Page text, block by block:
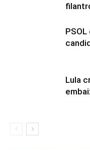
Lula